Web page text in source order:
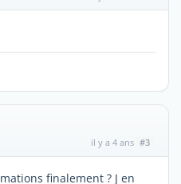
il y a 4 ans #3
finalement ? J en